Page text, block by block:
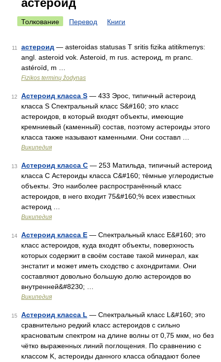
астероид
Толкование Перевод Книги
11 астероид — asteroidas statusas T sritis fizika atitikmenys:
angl. asteroid vok. Asteroid, m rus. астероид, m pranc.
astéroïd, m …
Fizikos terminų žodynas
12 Астероид класса S — 433 Эрос, типичный астероид
класса S Спектральный класс S&#160; это класс
астероидов, в который входят объекты, имеющие
кремниевый (каменный) состав, поэтому астероиды этого
класса также называют каменными. Они составл …
Википедия
13 Астероид класса C — 253 Матильда, типичный астероид
класса C Астероиды класса C&#160; тёмные углеродистые
объекты. Это наиболее распространённый класс
астероидов, в него входит 75&#160;% всех известных
астероид …
Википедия
14 Астероид класса E — Спектральный класс E&#160; это
класс астероидов, куда входят объекты, поверхность
которых содержит в своём составе такой минерал, как
энстатит и может иметь сходство с ахондритами. Они
составляют довольно большую долю астероидов во
внутренней&#8230; …
Википедия
15 Астероид класса L — Спектральный класс L&#160; это
сравнительно редкий класс астероидов с сильно
красноватым спектром на длине волны от 0,75 мкм, но без
чётко выраженных линий поглощения. По сравнению с
классом K, астероиды данного класса обладают более